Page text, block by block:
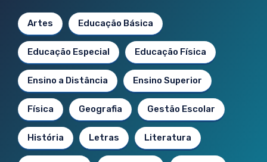
Artes Educação Básica
Educação Especial Educação Física
Ensino a Distância Ensino Superior
Física Geografia Gestão Escolar
História Letras Literatura